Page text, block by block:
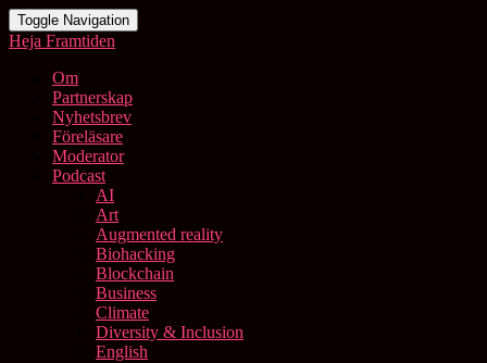
Toggle Navigation
Heja Framtiden
Om
Partnerskap
Nyhetsbrev
Föreläsare
Moderator
Podcast
AI
Art
Augmented reality
Biohacking
Blockchain
Business
Climate
Diversity & Inclusion
English